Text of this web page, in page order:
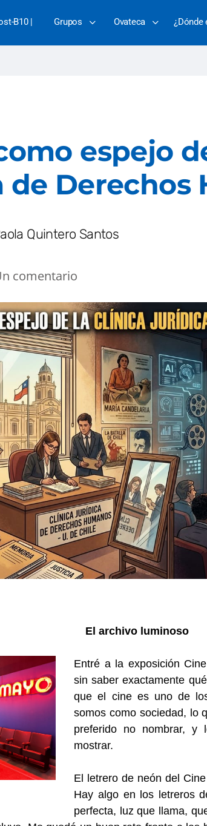
B10 | Grupos Ovateca ¿Dónde
espejo
Derechos
Quintero Santos
comentario
El archivo luminoso
Entré a la exposición
sin saberexactamente
que el cine es uno de
somos como sociedad, lo
preferido no nombrar, y
mostrar.
El letrero de neón del
Hay algo en los letreros
perfecta, luz que llama,